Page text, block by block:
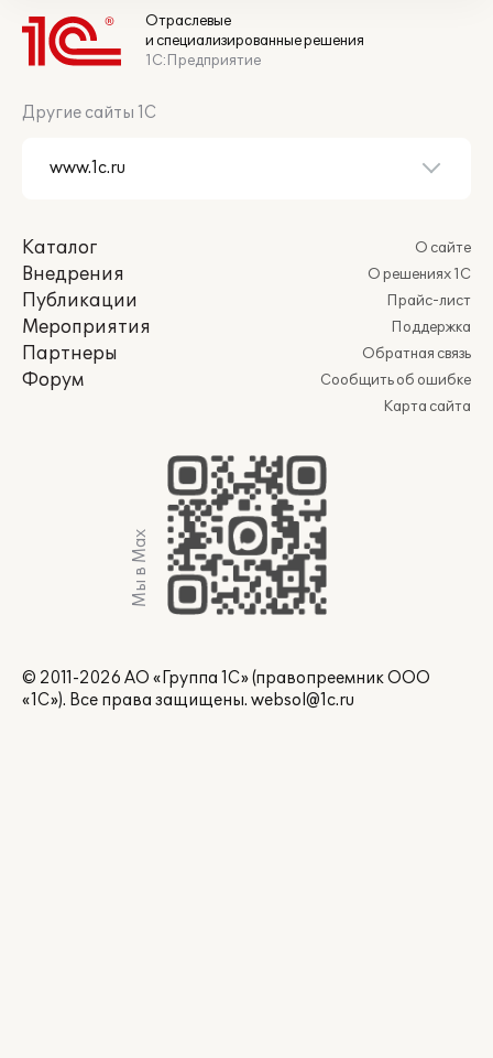
Отраслевые
и специализированные решения
1С:Предприятие
Другие сайты 1С
Каталог
Внедрения
Публикации
Мероприятия
Партнеры
Форум
О сайте
О решениях 1С
Прайс-лист
Поддержка
Обратная связь
Сообщить об ошибке
Карта сайта
Мы в Max
© 2011-2026 АО «Группа 1С» (правопреемник ООО
«1С»). Все права защищены. websol@1c.ru